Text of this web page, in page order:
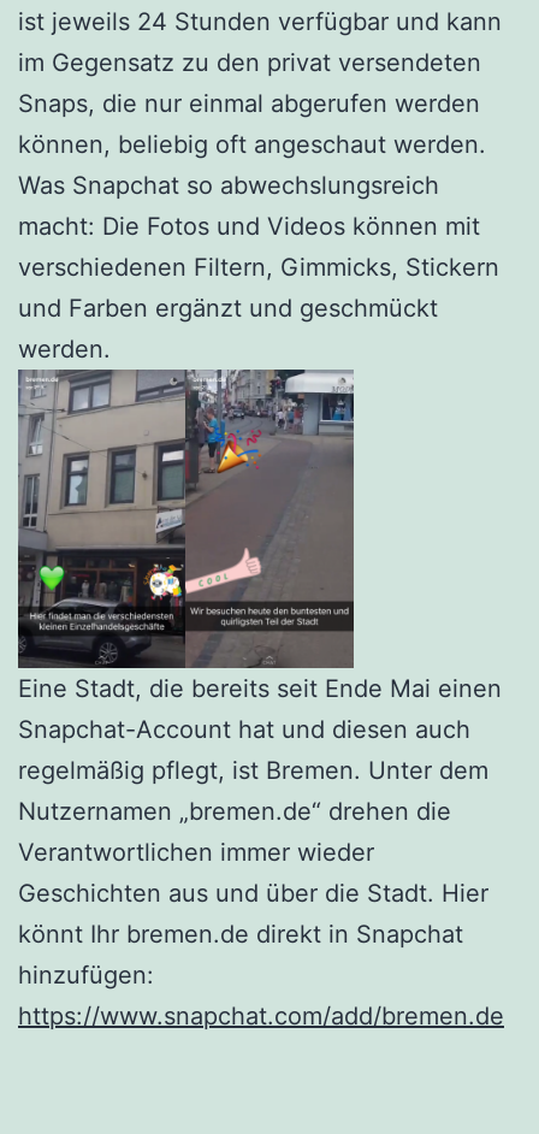
ist jeweils 24 Stunden verfügbar und kann
im Gegensatz zu den privat versendeten
Snaps, die nur einmal abgerufen werden
können, beliebig oft angeschaut werden.
Was Snapchat so abwechslungsreich
macht: Die Fotos und Videos können mit
verschiedenen Filtern, Gimmicks, Stickern
und Farben ergänzt und geschmückt
werden.
Eine Stadt, die bereits seit Ende Mai einen
Snapchat-Account hat und diesen auch
regelmäßig pflegt, ist Bremen. Unter dem
Nutzernamen „bremen.de“ drehen die
Verantwortlichen immer wieder
Geschichten aus und über die Stadt. Hier
könnt Ihr bremen.de direkt in Snapchat
hinzufügen:
https://www.snapchat.com/add/bremen.de